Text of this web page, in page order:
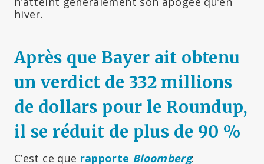
hiver.
Après que Bayer ait obtenu
un verdict de 332 millions
de dollars pour le Roundup,
il se réduit de plus de 90 %
C’est ce que rapporte Bloomberg: